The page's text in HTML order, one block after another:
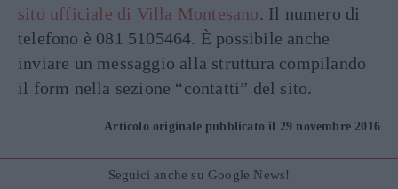
sito ufficiale di Villa Montesano. Il numero di
telefono è 081 5105464. È possibile anche
inviare un messaggio alla struttura compilando
il form nella sezione “contatti” del sito.
Articolo originale pubblicato il 29 novembre 2016
Seguici anche su Google News!